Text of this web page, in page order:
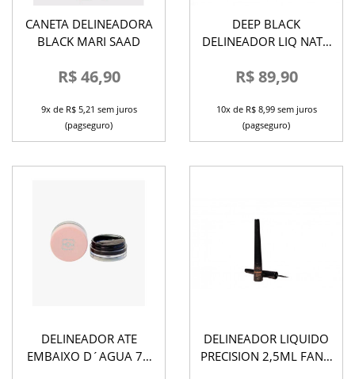
CANETA DELINEADORA
BLACK MARI SAAD
R$ 46,90
9x de R$ 5,21 sem juros
(pagseguro)
DEEP BLACK
DELINEADOR LIQ NATH
R$ 89,90
10x de R$ 8,99 sem juros
(pagseguro)
DELINEADOR ATE
EMBAIXO D´AGUA 7G
DELINEADOR LIQUIDO
PRECISION 2,5ML FAND